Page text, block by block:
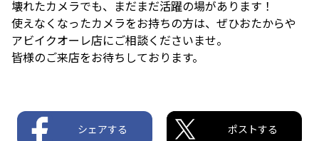
壊れたカメラでも、まだまだ活躍の場があります！
使えなくなったカメラをお持ちの方は、ぜひおたからや
アビイクオーレ店にご相談くださいませ。
皆様のご来店をお待ちしております。
シェアする ポストする